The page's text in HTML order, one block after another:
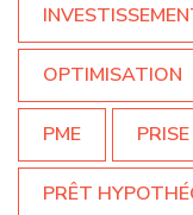
OPTIMISATION
PME
PRÊT